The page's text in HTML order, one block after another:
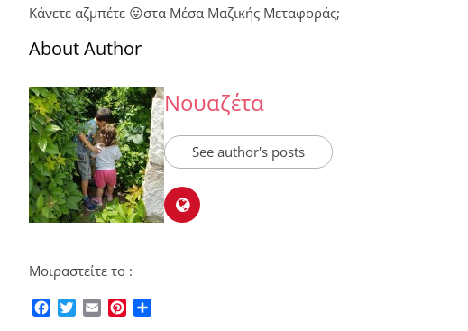
Κάνετε αζμπέτε 😛στα Μέσα Μαζικής Μεταφοράς;
About Author
Νουαζέτα
See author's posts
Μοιραστείτε το :
Facebook
TwitterEmailPinterest